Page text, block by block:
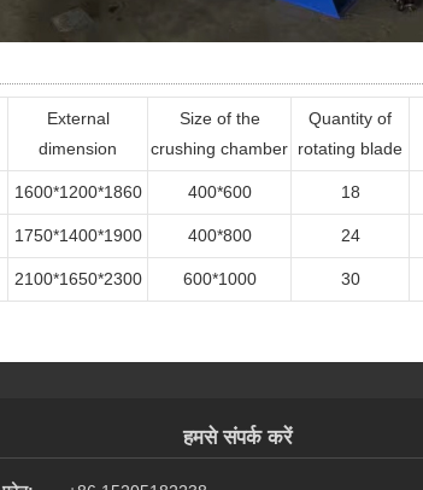
External
dimension
Size of the
crushing chamber
Quantity of
rotating blade
1600*1200*1860 400*600 18
1750*1400*1900 400*800 24
2100*1650*2300 600*1000 30
हमसे संपर्क करें